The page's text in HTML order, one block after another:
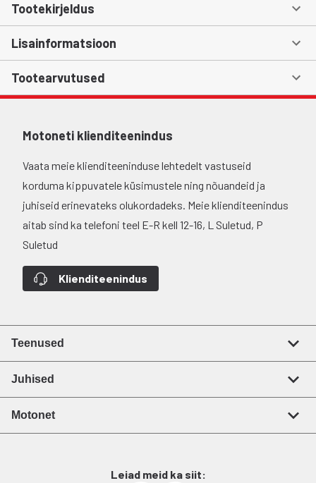
Tootekirjeldus
Lisainformatsioon
Tootearvutused
Motoneti klienditeenindus
Vaata meie klienditeeninduse lehtedelt vastuseid
korduma kippuvatele küsimustele ning nõuandeid ja
juhiseid erinevateks olukordadeks. Meie klienditeenindus
aitab sind ka telefoni teel E-R kell 12-16, L Suletud, P
Suletud
Klienditeenindus
Teenused
Juhised
Motonet
Leiad meid ka siit: